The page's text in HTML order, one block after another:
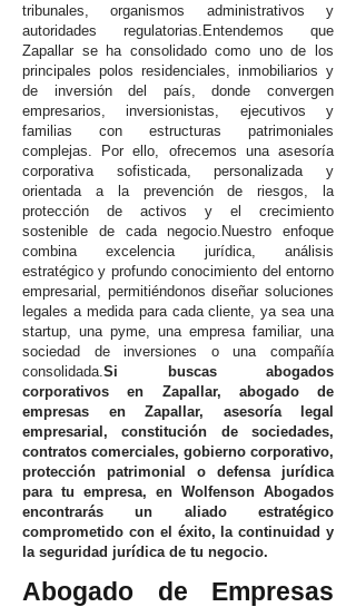
tribunales, organismos administrativos y
autoridades regulatorias.Entendemos que
Zapallar se ha consolidado como uno de los
principales polos residenciales, inmobiliarios y
de inversión del país, donde convergen
empresarios, inversionistas, ejecutivos y
familias con estructuras patrimoniales
complejas. Por ello, ofrecemos una asesoría
corporativa sofisticada, personalizada y
orientada a la prevención de riesgos, la
protección de activos y el crecimiento
sostenible de cada negocio.Nuestro enfoque
combina excelencia jurídica, análisis
estratégico y profundo conocimiento del entorno
empresarial, permitiéndonos diseñar soluciones
legales a medida para cada cliente, ya sea una
startup, una pyme, una empresa familiar, una
sociedad de inversiones o una compañía
consolidada.Si buscas abogados
corporativos en Zapallar, abogado de
empresas en Zapallar, asesoría legal
empresarial, constitución de sociedades,
contratos comerciales, gobierno corporativo,
protección patrimonial o defensa jurídica
para tu empresa, en Wolfenson Abogados
encontrarás un aliado estratégico
comprometido con el éxito, la continuidad y
la seguridad jurídica de tu negocio.
Abogado de Empresas